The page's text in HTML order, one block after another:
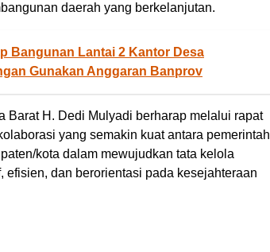
daerah yang berkelanjutan.
Bangunan Lantai 2 Kantor Desa
Gunakan Anggaran Banprov
Barat H. Dedi Mulyadi berharap melalui rapat
yang semakin kuat antara pemerintah
kota dalam mewujudkan tata kelola
efisien, dan berorientasi pada kesejahteraan